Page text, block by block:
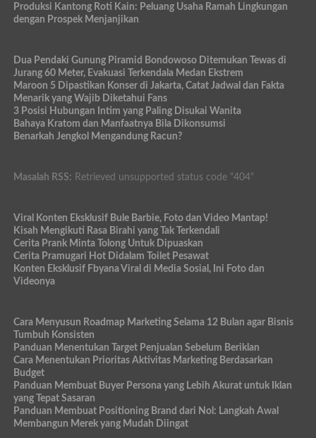
Produksi Kantong Roti Kain: Peluang Usaha Ramah Lingkungan
dengan Prospek Menjanjikan
Dua Pendaki Gunung Piramid Bondowoso Ditemukan Tewas di
Jurang 60 Meter, Evakuasi Terkendala Medan Ekstrem
Maroon 5 Dipastikan Konser di Jakarta, Catat Jadwal dan Fakta
Menarik yang Wajib Diketahui Fans
3 Posisi Hubungan Intim yang Paling Disukai Wanita
Bahaya Kratom dan Manfaatnya Bila Dikonsumsi
Benarkah Jengkol Mengandung Racun?
Masalah RSS: Retrieved unsupported status code "404"
Viral Konten Eksklusif Bule Barbie, Foto dan Video Mantap!
Kisah Mengikuti Rasa Birahi yang Tak Terkendali
Cerita Prank Minta Tolong Untuk Dipuaskan
Cerita Pramugari Hot Didalam Toilet Pesawat
Konten Eksklusif Fbyana Viral di Media Sosial, Ini Foto dan
Videonya
Cara Menyusun Roadmap Marketing Selama 12 Bulan agar Bisnis
Tumbuh Konsisten
Panduan Menentukan Target Penjualan Sebelum Beriklan
Cara Menentukan Prioritas Aktivitas Marketing Berdasarkan
Budget
Panduan Membuat Buyer Persona yang Lebih Akurat untuk Iklan
yang Tepat Sasaran
Panduan Membuat Positioning Brand dari Nol: Langkah Awal
Membangun Merek yang Mudah Diingat